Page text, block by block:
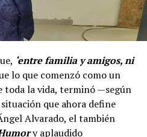
‘entre familia y amigos, ni
lo que comenzó como un
toda la vida, terminó —según
que ahora define
Alvarado, el también
y aplaudido